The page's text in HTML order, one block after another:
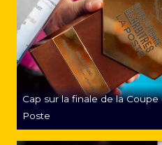
Cap sur la finale de la
Poste